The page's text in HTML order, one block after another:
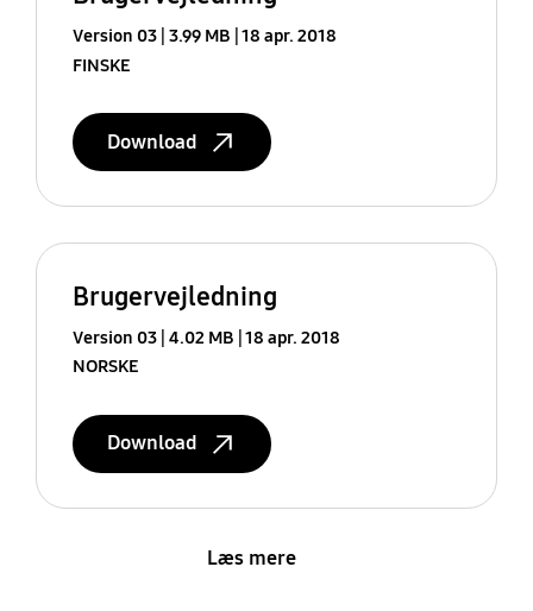
Version 03 3.99 MB 18 apr. 2018
FINSKE
Download
Brugervejledning
Version 03 4.02 MB 18 apr. 2018
NORSKE
Download
Læs mere